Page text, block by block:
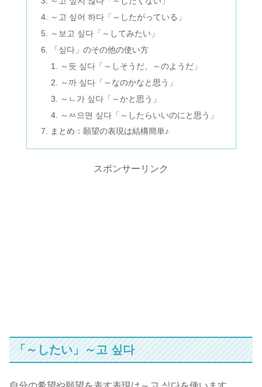
～고 싶어 하다「～したがっている」
～보고 싶다「～してみたい」
「싶다」のその他の使い方
～듯 싶다「～しそうだ、～のようだ」
～까 싶다「～なのかなと思う」
～ㄴ가 싶다「～かと思う」
～ㅆ으면 싶다「～したらいいのにと思う」
まとめ：願望の表現は結構簡単♪
スポンサーリンク
「～したい」～고 싶다